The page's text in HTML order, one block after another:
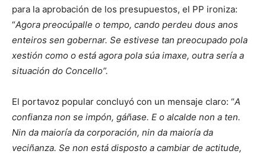
para la aprobación de los presupuestos, el PP ironiza:
“Agora preocúpalle o tempo, cando perdeu dous anos
enteiros sen gobernar. Se estivese tan preocupado pola
xestión como o está agora pola súa imaxe, outra sería a
situación do Concello”.
El portavoz popular concluyó con un mensaje claro: “A
confianza non se impón, gáñase. E o alcalde non a ten.
Nin da maioría da corporación, nin da maioría da
veciñanza. Se non está disposto a cambiar de actitude,